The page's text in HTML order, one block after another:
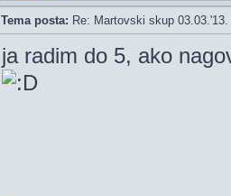
Tema posta: Re: Martovski skup
ja radim do 5, ako